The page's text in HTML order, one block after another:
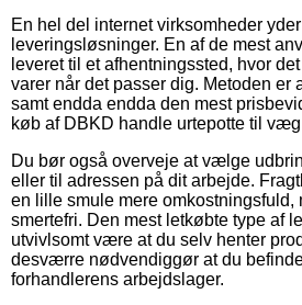
En hel del internet virksomheder
leveringsløsninger. En af de mest
leveret til et afhentningssted, hvor
varer når det passer dig. Metoden er
samt endda endda den mest
køb af DBKD handle urtepotte til
Du bør også overveje at vælge
eller til adressen på dit arbejde.
en lille smule mere omkostningsfuld,
smertefri. Den mest letkøbte type af
utvivlsomt være at du selv henter
desværre nødvendiggør at du
forhandlerens arbejdslager.